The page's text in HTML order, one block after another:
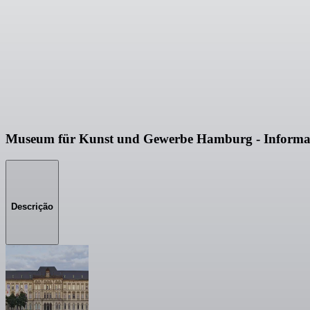
Museum für Kunst und Gewerbe Hamburg -
Descrição